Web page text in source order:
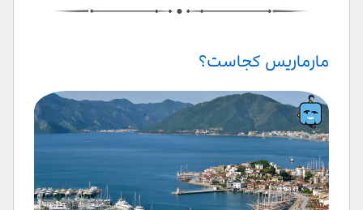
بهترین رستوران های مارماريس
هزینه سفر به مارماریس
هزینه بلیط هواپیما
هزینه اقامت در مارماریس
مارماریس کجاست؟